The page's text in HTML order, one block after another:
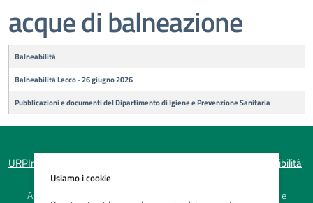
acque di balneazione
Titolo
Balneabilità
Balneabilità Lecco - 26 giugno 2026
Pubblicazioni e documenti del Dipartimento di Igiene e Prevenzione Sanitaria
URPInformativa sulla privacy Accessibilità
Agenzia di Tutela della Salute (ATS) della Brianza - Sede Legale e
Usiamo i cookie